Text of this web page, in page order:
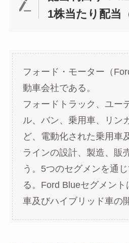
1株当たり配当
フォード・モーター（
動車会社である。
フォードトラック、ユー
ル、バン、乗用車、リン
ど、電動化された乗用車
ラインの設計、製造、販
う。5つのセグメンを通
る。Ford Blueセグメン
車及びハイブリッド車の